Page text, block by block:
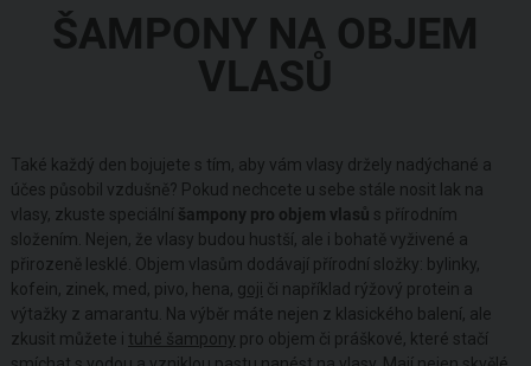
ŠAMPONY NA OBJEM
VLASŮ
Také každý den bojujete s tím, aby vám vlasy držely nadýchané a
účes působil vzdušně? Pokud nechcete u sebe stále nosit lak na
vlasy, zkuste speciální šampony pro objem vlasů s přírodním
složením. Nejen, že vlasy budou hustší, ale i bohatě vyživené a
přirozeně lesklé. Objem vlasům dodávají přírodní složky: bylinky,
kofein, zinek, med, pivo, hena, goji či například rýžový protein a
výtažky z amarantu. Na výběr máte nejen z klasického balení, ale
zkusit můžete i tuhé šampony pro objem či práškové, které stačí